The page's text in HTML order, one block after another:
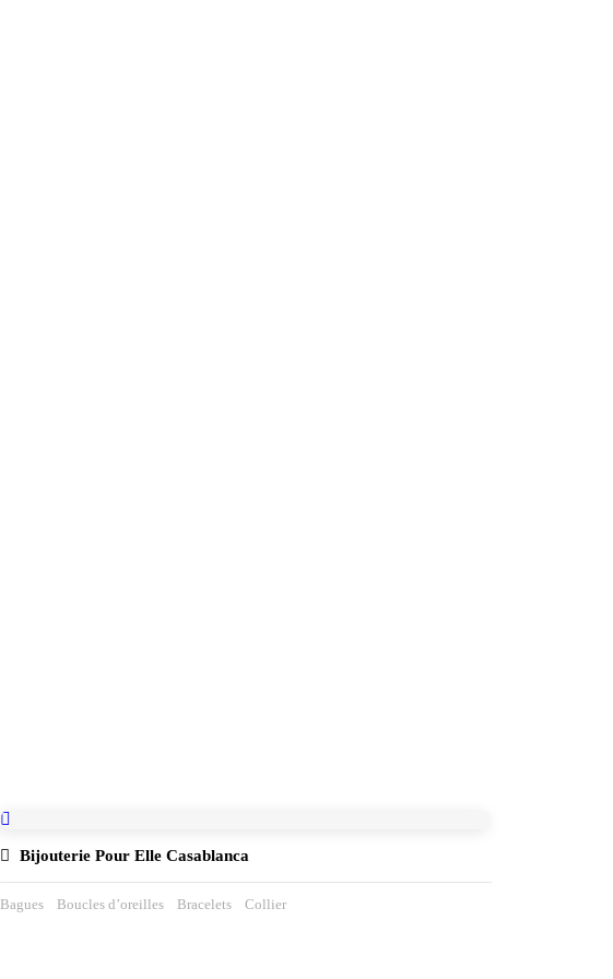
Bijouterie Pour Elle Casablanca
Bagues Boucles d’oreilles Bracelets Collier